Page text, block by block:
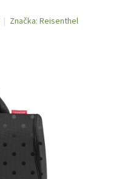
Značka: Reisenthel